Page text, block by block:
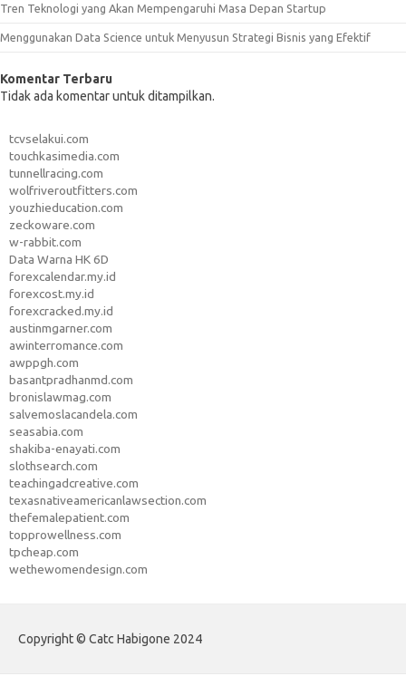
Tren Teknologi yang Akan Mempengaruhi Masa Depan Startup
Menggunakan Data Science untuk Menyusun Strategi Bisnis yang Efektif
Komentar Terbaru
Tidak ada komentar untuk ditampilkan.
tcvselakui.com
touchkasimedia.com
tunnellracing.com
wolfriveroutfitters.com
youzhieducation.com
zeckoware.com
w-rabbit.com
Data Warna HK 6D
forexcalendar.my.id
forexcost.my.id
forexcracked.my.id
austinmgarner.com
awinterromance.com
awppgh.com
basantpradhanmd.com
bronislawmag.com
salvemoslacandela.com
seasabia.com
shakiba-enayati.com
slothsearch.com
teachingadcreative.com
texasnativeamericanlawsection.com
thefemalepatient.com
topprowellness.com
tpcheap.com
wethewomendesign.com
Copyright © Catc Habigone 2024